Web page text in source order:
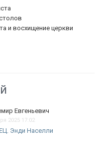
и восхищение церкви
17:02
Населли